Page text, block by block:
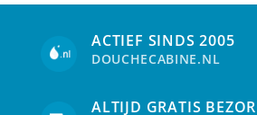
gekozen
worden
de
ACTIEF SINDS 2005
DOUCHECABINE.NL
ALTIJD GRATIS